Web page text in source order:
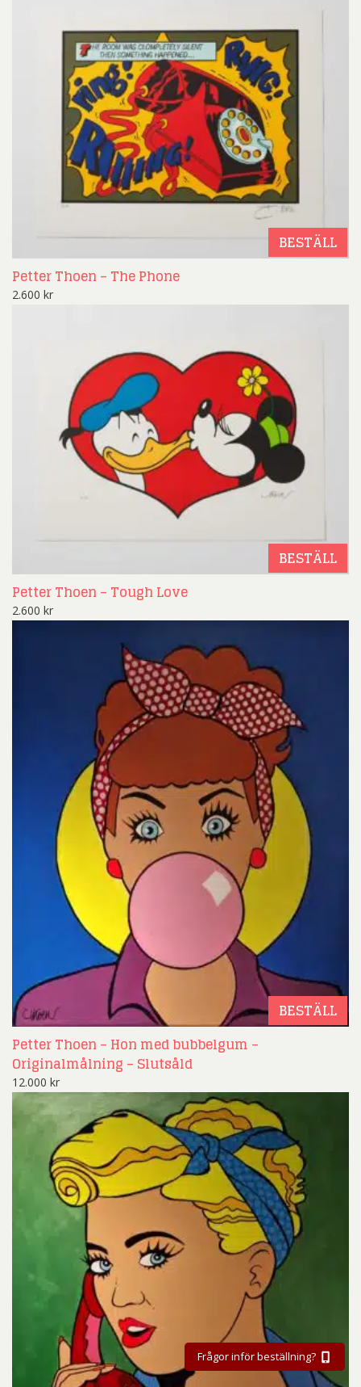
BESTÄLL
Petter Thoen – The Phone
2.600 kr
BESTÄLL
Petter Thoen – Tough Love
2.600 kr
BESTÄLL
Petter Thoen – Hon med bubbelgum –
Originalmålning – Slutsåld
12.000 kr
Frågor inför beställning?